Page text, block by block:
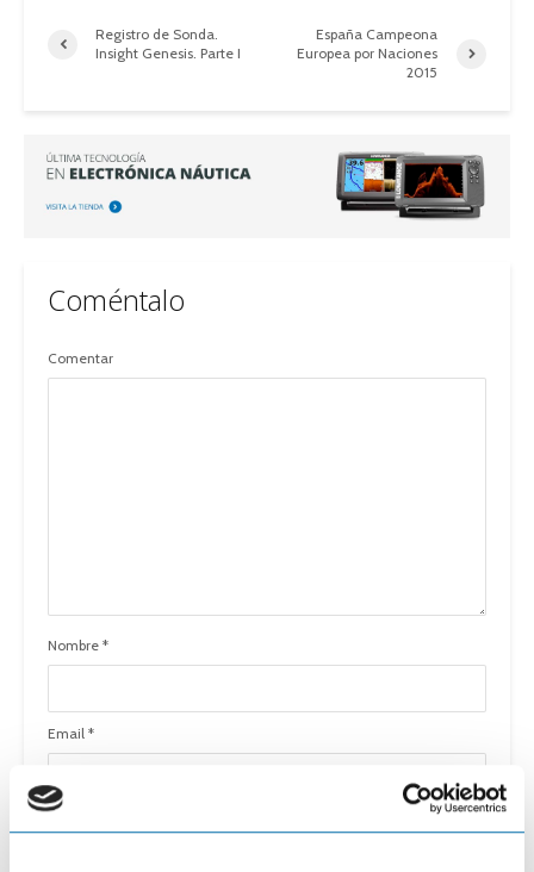
Registro de Sonda.
Insight Genesis. Parte I
España Campeona
Europea por Naciones
2015
Coméntalo
Comentar
Nombre *
Email *